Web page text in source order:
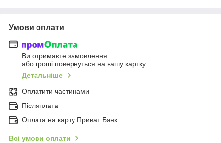
Умови оплати
Ви отримаєте замовлення
або гроші повернуться на вашу картку
Детальніше
Оплатити частинами
Післяплата
Оплата на карту Приват Банк
Всі умови оплати